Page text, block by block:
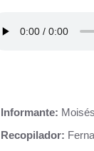
Informante:
Recopilador: